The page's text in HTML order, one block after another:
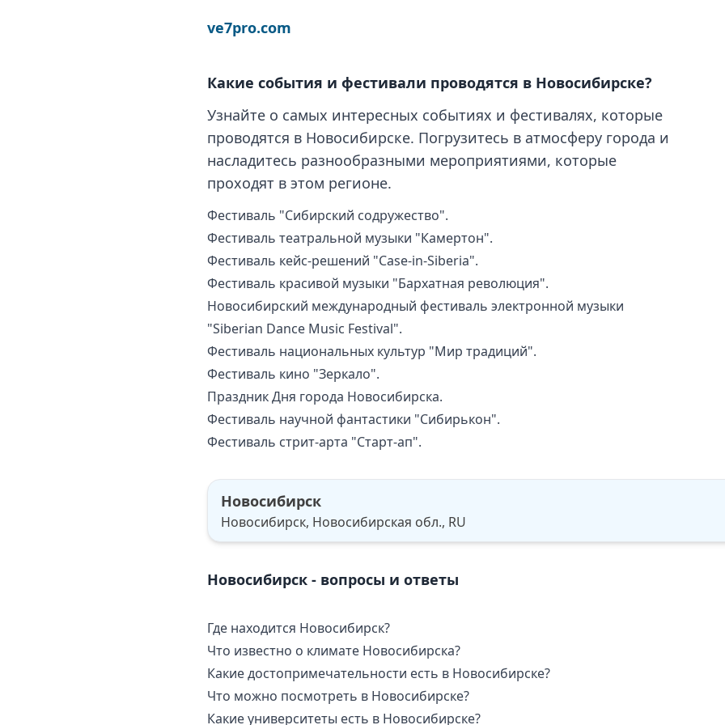
ve7pro.com
Какие события и фестивали проводятся в Новосибирске?
Узнайте о самых интересных событиях и фестивалях, которые
проводятся в Новосибирске. Погрузитесь в атмосферу города и
насладитесь разнообразными мероприятиями, которые
проходят в этом регионе.
Фестиваль "Сибирский содружество".
Фестиваль театральной музыки "Камертон".
Фестиваль кейс-решений "Case-in-Siberia".
Фестиваль красивой музыки "Бархатная революция".
Новосибирский международный фестиваль электронной музыки
"Siberian Dance Music Festival".
Фестиваль национальных культур "Мир традиций".
Фестиваль кино "Зеркало".
Праздник Дня города Новосибирска.
Фестиваль научной фантастики "Сибирькон".
Фестиваль стрит-арта "Старт-ап".
Новосибирск
Новосибирск, Новосибирская обл., RU
Новосибирск - вопросы и ответы
Где находится Новосибирск?
Что известно о климате Новосибирска?
Какие достопримечательности есть в Новосибирске?
Что можно посмотреть в Новосибирске?
Какие университеты есть в Новосибирске?